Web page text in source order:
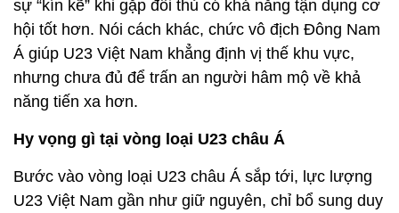
sự “kín kẽ” khi gặp đối thủ có khả năng tận dụng cơ
hội tốt hơn. Nói cách khác, chức vô địch Đông Nam
Á giúp U23 Việt Nam khẳng định vị thế khu vực,
nhưng chưa đủ để trấn an người hâm mộ về khả
năng tiến xa hơn.
Hy vọng gì tại vòng loại U23 châu Á
Bước vào vòng loại U23 châu Á sắp tới, lực lượng
U23 Việt Nam gần như giữ nguyên, chỉ bổ sung duy